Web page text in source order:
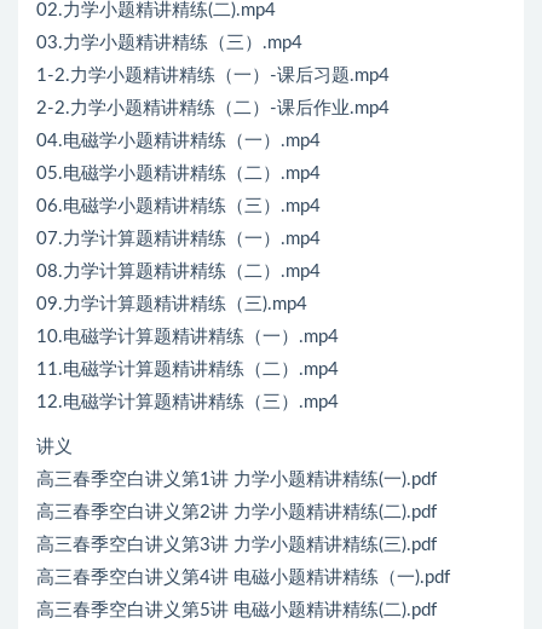
02.力学小题精讲精练(二).mp4
03.力学小题精讲精练（三）.mp4
1-2.力学小题精讲精练（一）-课后习题.mp4
2-2.力学小题精讲精练（二）-课后作业.mp4
04.电磁学小题精讲精练（一）.mp4
05.电磁学小题精讲精练（二）.mp4
06.电磁学小题精讲精练（三）.mp4
07.力学计算题精讲精练（一）.mp4
08.力学计算题精讲精练（二）.mp4
09.力学计算题精讲精练（三).mp4
10.电磁学计算题精讲精练（一）.mp4
11.电磁学计算题精讲精练（二）.mp4
12.电磁学计算题精讲精练（三）.mp4
讲义
高三春季空白讲义第1讲 力学小题精讲精练(一).pdf
高三春季空白讲义第2讲 力学小题精讲精练(二).pdf
高三春季空白讲义第3讲 力学小题精讲精练(三).pdf
高三春季空白讲义第4讲 电磁小题精讲精练（一).pdf
高三春季空白讲义第5讲 电磁小题精讲精练(二).pdf